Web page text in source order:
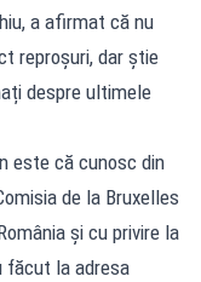
a afirmat că nu
reproșuri, dar știe
despre ultimele
este că cunosc din
de la Bruxelles
și cu privire la
făcut la adresa